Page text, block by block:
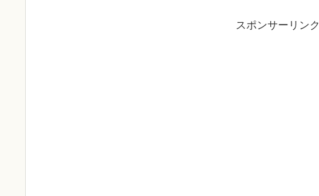
スポンサーリンク